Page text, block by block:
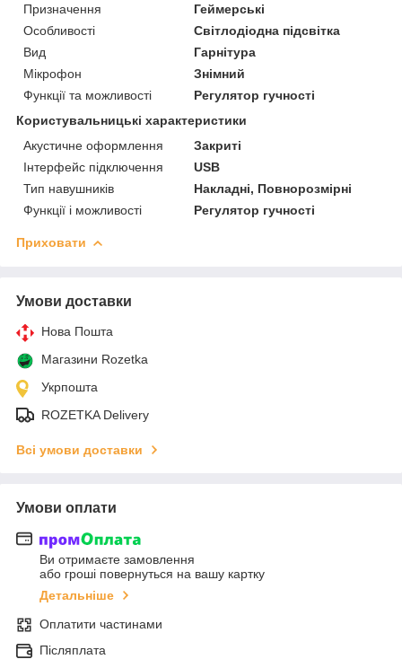
Призначення
Геймерські
Особливості
Світлодіодна підсвітка
Вид
Гарнітура
Мікрофон
Знімний
Функції та можливості
Регулятор гучності
Користувальницькі характеристики
Акустичне оформлення
Закриті
Інтерфейс підключення
USB
Тип навушників
Накладні, Повнорозмірні
Функції і можливості
Регулятор гучності
Приховати
Умови доставки
Нова Пошта
Магазини Rozetka
Укрпошта
ROZETKA Delivery
Всі умови доставки
Умови оплати
Ви отримаєте замовлення
або гроші повернуться на вашу картку
Детальніше
Оплатити частинами
Післяплата